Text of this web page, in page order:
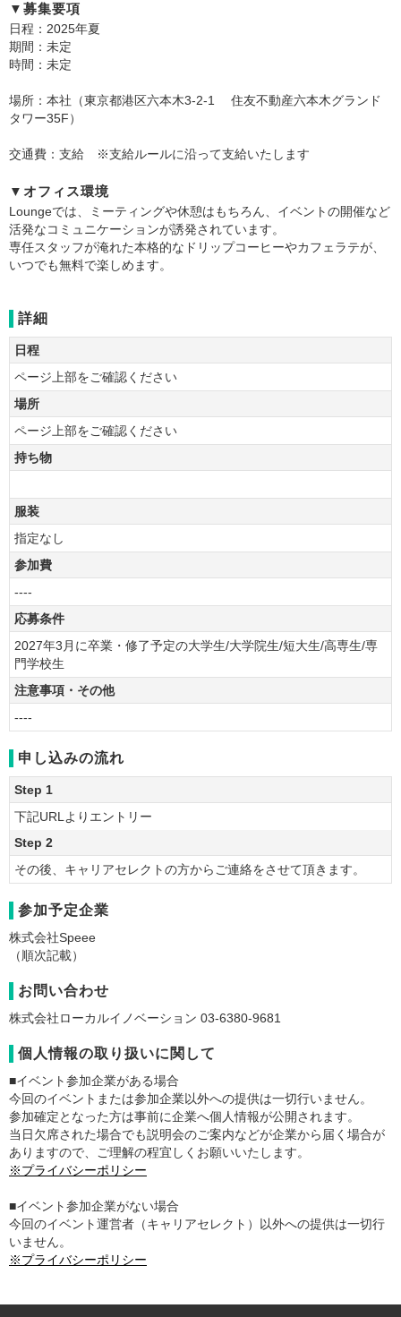
▼募集要項
日程：2025年夏
期間：未定
時間：未定
場所：本社（東京都港区六本木3-2-1 住友不動産六本木グランド
タワー35F）
交通費：支給 ※支給ルールに沿って支給いたします
▼オフィス環境
Loungeでは、ミーティングや休憩はもちろん、イベントの開催など
活発なコミュニケーションが誘発されています。
専任スタッフが淹れた本格的なドリップコーヒーやカフェラテが、
いつでも無料で楽しめます。
詳細
日程
ページ上部をご確認ください
場所
ページ上部をご確認ください
持ち物
服装
指定なし
参加費
----
応募条件
2027年3月に卒業・修了予定の大学生/大学院生/短大生/高専生/専
門学校生
注意事項・その他
----
申し込みの流れ
Step 1
下記URLよりエントリー
Step 2
その後、キャリアセレクトの方からご連絡をさせて頂きます。
参加予定企業
株式会社Speee
（順次記載）
お問い合わせ
株式会社ローカルイノベーション 03-6380-9681
個人情報の取り扱いに関して
■イベント参加企業がある場合
今回のイベントまたは参加企業以外への提供は一切行いません。
参加確定となった方は事前に企業へ個人情報が公開されます。
当日欠席された場合でも説明会のご案内などが企業から届く場合が
ありますので、ご理解の程宜しくお願いいたします。
※プライバシーポリシー
■イベント参加企業がない場合
今回のイベント運営者（キャリアセレクト）以外への提供は一切行
いません。
※プライバシーポリシー